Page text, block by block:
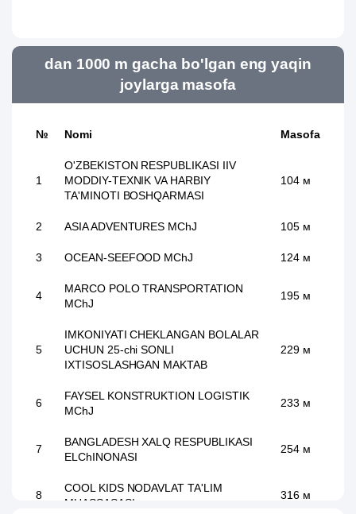
dan 1000 m gacha bo'lgan eng yaqin
joylarga masofa
№ Nomi Masofa
1
O'ZBEKISTON RESPUBLIKASI IIV
MODDIY-TEXNIK VA HARBIY
TA'MINOTI BOSHQARMASI
104 м
2 ASIA ADVENTURES MChJ 105 м
3 OCEAN-SEEFOOD MChJ 124 м
4
MARCO POLO TRANSPORTATION
MChJ
195 м
5
IMKONIYATI CHEKLANGAN BOLALAR
UCHUN 25-chi SONLI
IXTISOSLASHGAN MAKTAB
229 м
6
FAYSEL KONSTRUKTION LOGISTIK
MChJ
233 м
7
BANGLADESH XALQ RESPUBLIKASI
ELChINONASI
254 м
8
COOL KIDS NODAVLAT TA'LIM
MUASSASASI
316 м